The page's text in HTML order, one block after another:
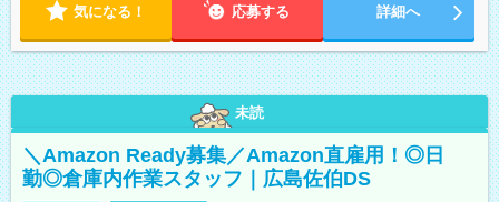
気になる！ 応募する 詳細へ
未読
＼Amazon Ready募集／Amazon直雇用！◎日
勤◎倉庫内作業スタッフ｜広島佐伯DS